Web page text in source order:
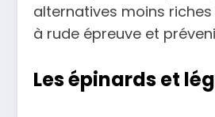
alternatives moins
à rude épreuve et
Les épinards et